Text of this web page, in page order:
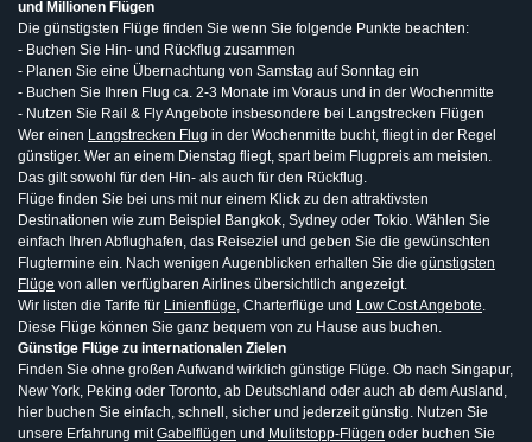
und Millionen Flügen
Die günstigsten Flüge finden Sie wenn Sie folgende Punkte beachten:
- Buchen Sie Hin- und Rückflug zusammen
- Planen Sie eine Übernachtung von Samstag auf Sonntag ein
- Buchen Sie Ihren Flug ca. 2-3 Monate im Voraus und in der Wochenmitte
- Nutzen Sie Rail & Fly Angebote insbesondere bei Langstrecken Flügen
Wer einen Langstrecken Flug in der Wochenmitte bucht, fliegt in der Regel
günstiger. Wer an einem Dienstag fliegt, spart beim Flugpreis am meisten.
Das gilt sowohl für den Hin- als auch für den Rückflug.
Flüge finden Sie bei uns mit nur einem Klick zu den attraktivsten
Destinationen wie zum Beispiel Bangkok, Sydney oder Tokio. Wählen Sie
einfach Ihren Abflughafen, das Reiseziel und geben Sie die gewünschten
Flugtermine ein. Nach wenigen Augenblicken erhalten Sie die günstigsten
Flüge von allen verfügbaren Airlines übersichtlich angezeigt.
Wir listen die Tarife für Linienflüge, Charterflüge und Low Cost Angebote.
Diese Flüge können Sie ganz bequem von zu Hause aus buchen.
Günstige Flüge zu internationalen Zielen
Finden Sie ohne großen Aufwand wirklich günstige Flüge. Ob nach Singapur,
New York, Peking oder Toronto, ab Deutschland oder auch ab dem Ausland,
hier buchen Sie einfach, schnell, sicher und jederzeit günstig. Nutzen Sie
unsere Erfahrung mitGabelflügen und Mulitstopp-Flügen oder buchen Sie